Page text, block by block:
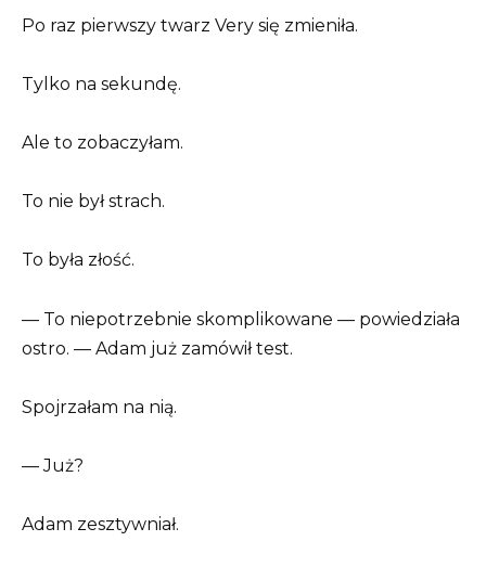
Po raz pierwszy twarz Very się zmieniła.
Tylko na sekundę.
Ale to zobaczyłam.
To nie był strach.
To była złość.
— To niepotrzebnie skomplikowane — powiedziała
ostro. — Adam już zamówił test.
Spojrzałam na nią.
— Już?
Adam zesztywniał.